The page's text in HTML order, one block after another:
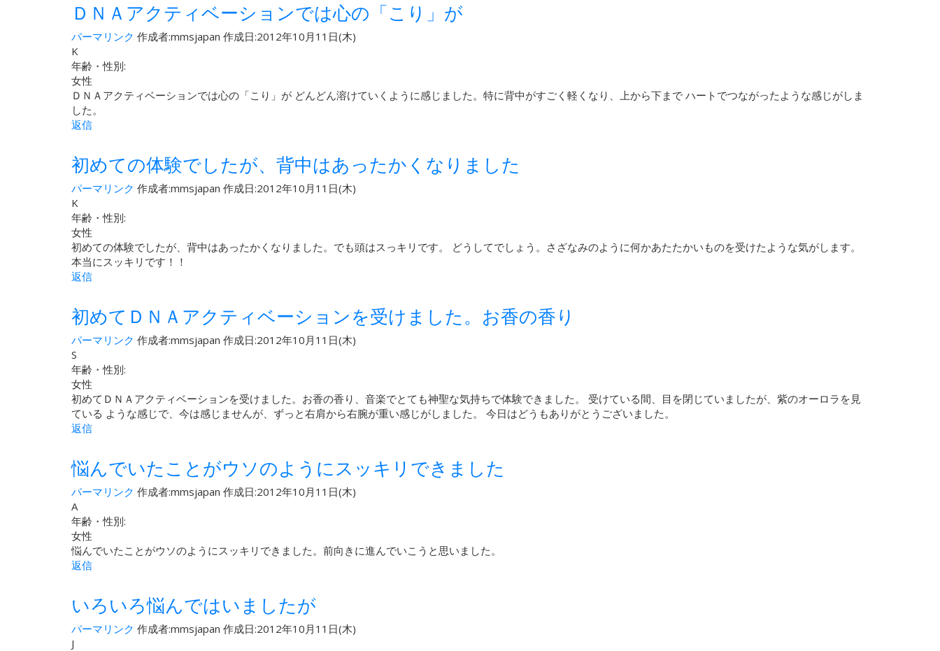
ＤＮＡアクティベーションでは心の「こり」が
パーマリンク 作成者:mmsjapan 作成日:2012年10月11日(木)
K
年齢・性別:
女性
ＤＮＡアクティベーションでは心の「こり」が どんどん溶けていくように感じました。特に背中がすごく軽くなり、上から下まで ハートでつながったような感じがしま
した。
返信
初めての体験でしたが、背中はあったかくなりました
パーマリンク 作成者:mmsjapan 作成日:2012年10月11日(木)
K
年齢・性別:
女性
初めての体験でしたが、背中はあったかくなりました。でも頭はスっキリです。 どうしてでしょう。さざなみのように何かあたたかいものを受けたような気がします。
本当にスッキリです！！
返信
初めてＤＮＡアクティベーションを受けました。お香の香り
パーマリンク 作成者:mmsjapan 作成日:2012年10月11日(木)
S
年齢・性別:
女性
初めてＤＮＡアクティベーションを受けました。お香の香り、音楽でとても神聖な気持ちで体験できました。 受けている間、目を閉じていましたが、紫のオーロラを見
ている ような感じで、今は感じませんが、ずっと右肩から右腕が重い感じがしました。 今日はどうもありがとうございました。
返信
悩んでいたことがウソのようにスッキリできました
パーマリンク 作成者:mmsjapan 作成日:2012年10月11日(木)
A
年齢・性別:
女性
悩んでいたことがウソのようにスッキリできました。前向きに進んでいこうと思いました。
返信
いろいろ悩んではいましたが
パーマリンク 作成者:mmsjapan 作成日:2012年10月11日(木)
J